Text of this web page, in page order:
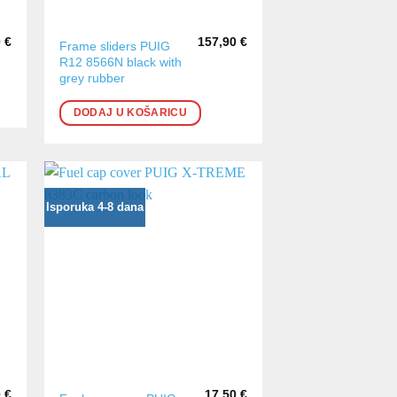
€
Frame sliders PUIG
R12 8566N black with
grey rubber
157,90 €
DODAJ U KOŠARICU
Isporuka 4-8 dana